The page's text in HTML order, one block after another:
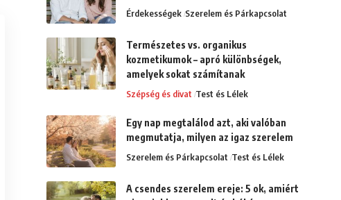
Érdekességek Szerelem és Párkapcsolat
Természetes vs. organikus
kozmetikumok – apró különbségek,
amelyek sokat számítanak
Szépség és divat Test és Lélek
Egy nap megtalálod azt, aki valóban
megmutatja, milyen az igaz szerelem
Szerelem és Párkapcsolat Test és Lélek
A csendes szerelem ereje: 5 ok, amiért